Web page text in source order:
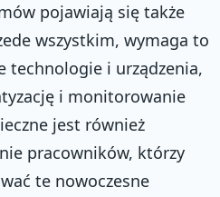
pojawiają się także
wszystkim, wymaga to
technologie i urządzenia,
i monitorowanie
jest również
pracowników, którzy
te nowoczesne